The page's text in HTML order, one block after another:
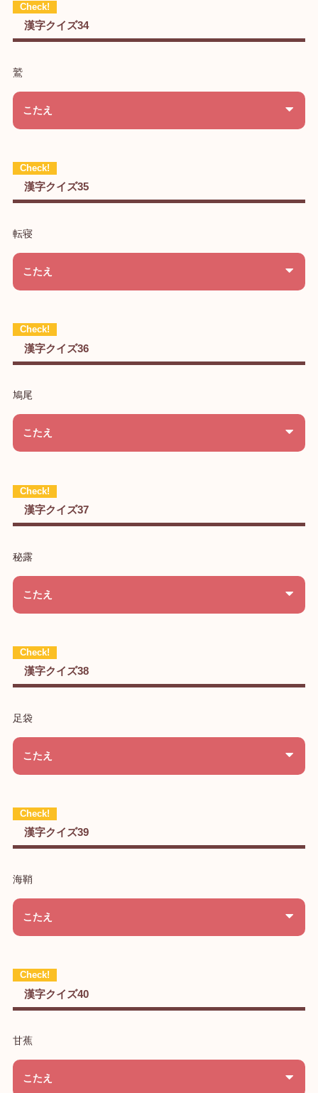
漢字クイズ34
鷲
こたえ
漢字クイズ35
転寝
こたえ
漢字クイズ36
鳩尾
こたえ
漢字クイズ37
秘露
こたえ
漢字クイズ38
足袋
こたえ
漢字クイズ39
海鞘
こたえ
漢字クイズ40
甘蕉
こたえ